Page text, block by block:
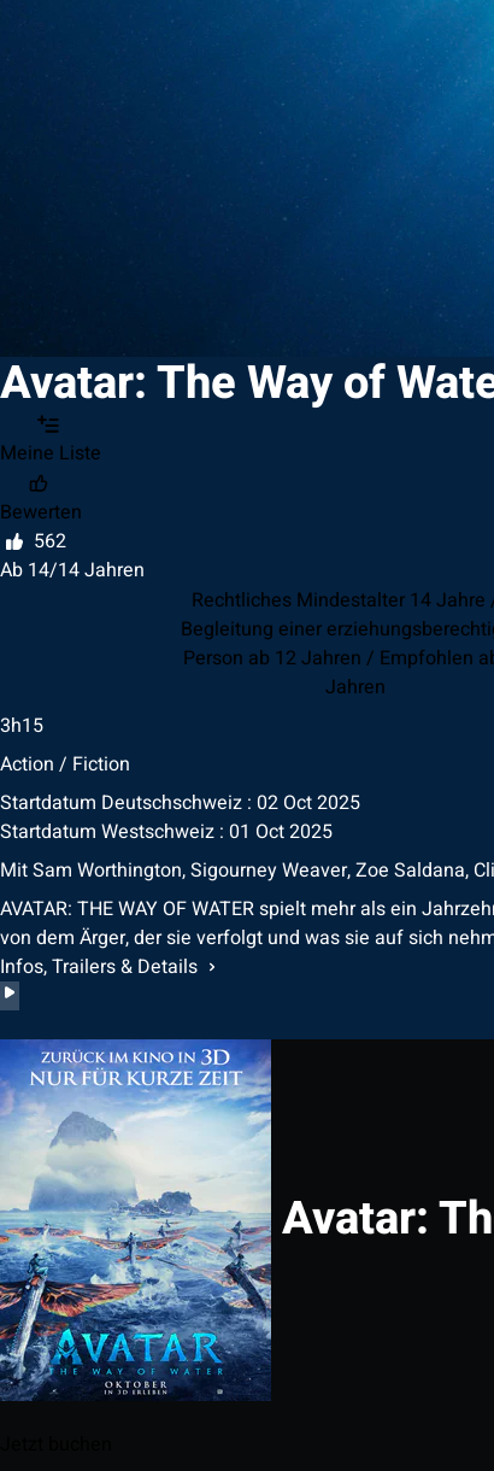
Avatar: The Way of
Meine Liste
Bewerten
562
Ab 14/14 Jahren
Rechtliches Mindestalter 14 Jahre
Begleitung einer
Person ab 12 Jahren / Empfohlen
Jahren
3h15
Action / Fiction
Startdatum Deutschschweiz : 02 Oct 2025
Startdatum Westschweiz : 01 Oct 2025
MitSam Worthington, Sigourney Weaver, Zoe Saldana,
AVATAR: THE WAY OF WATER spielt mehr als ein
von dem Ärger, der sie verfolgt und was sie auf sich
Infos, Trailers & Details
Avatar: